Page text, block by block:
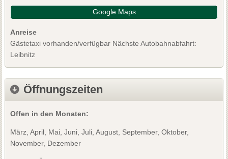
Google Maps
Anreise
Gästetaxi vorhanden/verfügbar Nächste Autobahnabfahrt:
Leibnitz
Öffnungszeiten
Offen in den Monaten:
März, April, Mai, Juni, Juli, August, September, Oktober,
November, Dezember